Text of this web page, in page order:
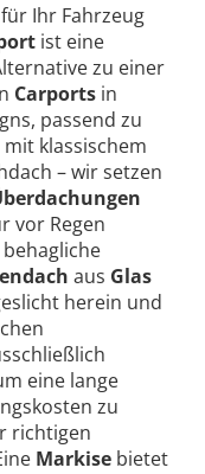
Ihr Fahrzeug
ist eine
zu einer
Carports in
passend zu
klassischem
– wir setzen
vor Regen
aus Glas
herein und
eine lange
zu
richtigen
Markise bietet